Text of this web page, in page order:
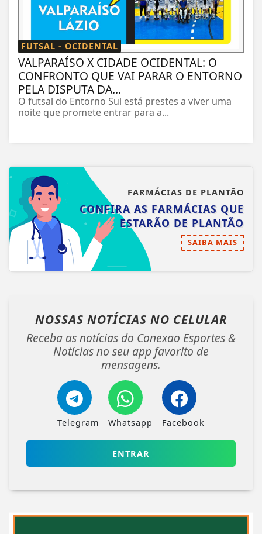
FUTSAL - OCIDENTAL
VALPARAÍSO X CIDADE OCIDENTAL: O
CONFRONTO QUE VAI PARAR O ENTORNO
PELA DISPUTA DA...
O futsal do Entorno Sul está prestes a viver uma
noite que promete entrar para a...
FARMÁCIAS DE PLANTÃO
CONFIRA AS FARMÁCIAS QUE
ESTARÃO DE PLANTÃO
SAIBA MAIS
NOSSAS NOTÍCIAS NO CELULAR
Receba as notícias do Conexao Esportes &
Notícias no seu app favorito de
mensagens.
Telegram Whatsapp Facebook
ENTRAR